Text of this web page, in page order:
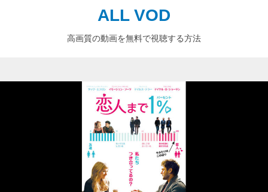
ALL VOD
高画質の動画を無料で視聴する方法